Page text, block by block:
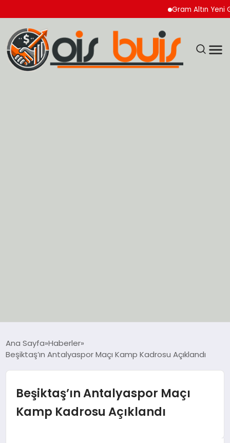
Gram Altın Yeni
EKONOMİ
GÜNCEL
SIYASET
Ana Sayfa Haberler
Beşiktaş’ın Antalyaspor Maçı Kamp Kadrosu Açıklandı
Beşiktaş’ın Antalyaspor Maçı
Kamp Kadrosu Açıklandı